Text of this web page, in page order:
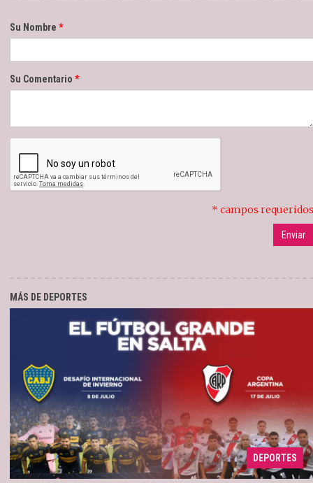
Su Nombre
Su Comentario
* campos requeridos
MÁS DE DEPORTES
DEPORTES
30/06/2026 “El fútbol grande vuelve a Salta”